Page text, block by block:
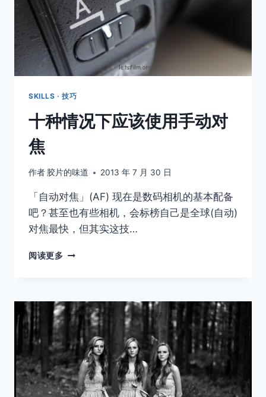
SWEDLUND
SKILLS · 技巧
十种情况下应该使用手动对
焦
作者 胶片的味道 2013 年 7 月 30 日
「自动对焦」(AF) 现在是数码相机的基本配备
吧？甚至也有些相机，会标榜自己是全球(自动)
对焦最快，但其实这技…
阅读更多
下
应
该
使
用
手
动
对